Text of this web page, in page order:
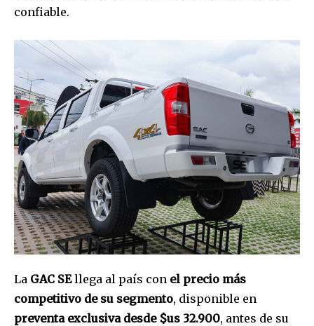
confiable.
La GAC SEllega al país con el precio más
competitivo de su segmento, disponible en
preventa exclusiva desde $us 32.900, antes de su